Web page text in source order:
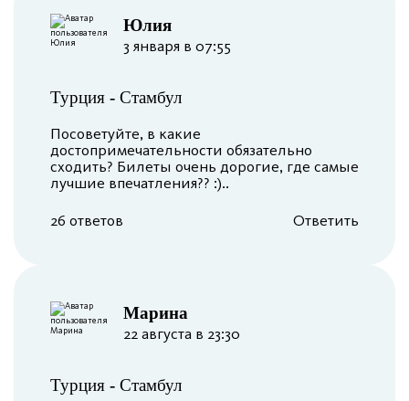
Юлия
3 января в 07:55
Турция - Стамбул
Посоветуйте, в какие
достопримечательности обязательно
сходить? Билеты очень дорогие, где самые
лучшие впечатления?? :)..
26 ответов Ответить
Марина
22 августа в 23:30
Турция - Стамбул